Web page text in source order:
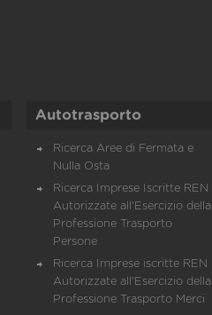
Autotrasporto
Ricerca Aree di Fermata e
Nulla Osta
Ricerca Imprese Iscritte REN
Autorizzate all'Esercizio della
Professione Trasporto
Persone
Ricerca Imprese iscritte REN
Autorizzate all'Esercizio della
Professione Trasporto Merci